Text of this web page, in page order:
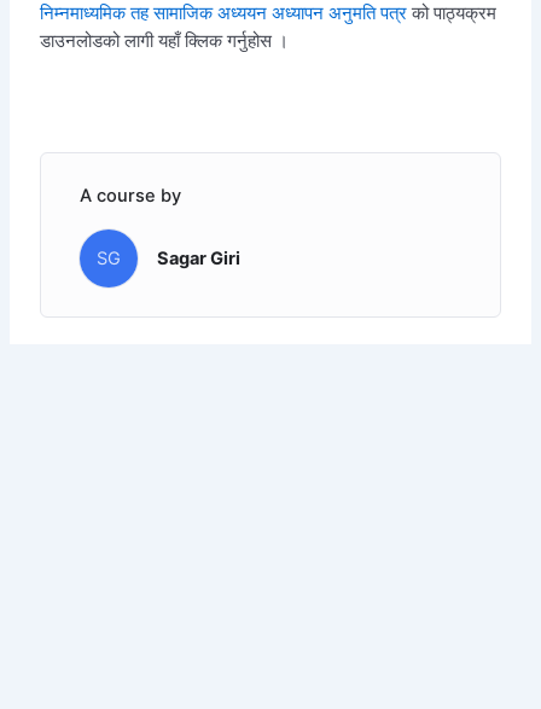
निम्नमाध्यमिक तह सामाजिक अध्ययन अध्यापन अनुमति पत्रको पाठ्यक्रम
डाउनलोडको लागी यहाँ क्लिक गर्नुहोस ।
A course by
SG Sagar Giri